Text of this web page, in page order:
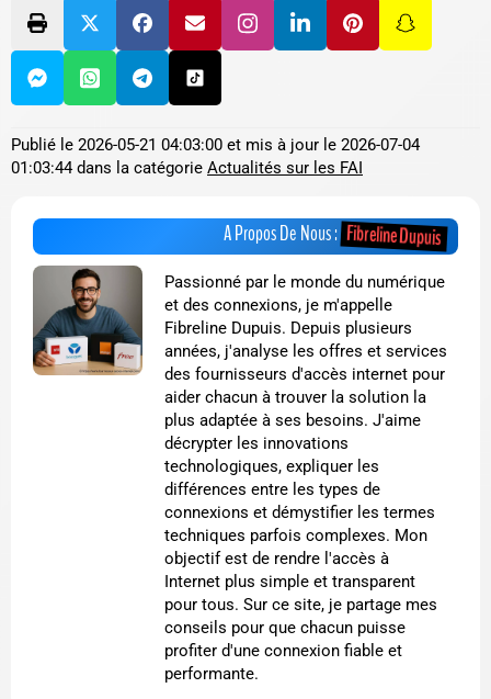
Publié le 2026-05-21 04:03:00 et mis à jour le 2026-07-04
01:03:44 dans la catégorie Actualités sur les FAI
A Propos De Nous :Fibreline Dupuis
Passionné par le monde du numérique
et des connexions, je m'appelle
Fibreline Dupuis. Depuis plusieurs
années, j'analyse les offres et services
des fournisseurs d'accès internet pour
aider chacun à trouver la solution la
plus adaptée à ses besoins. J'aime
décrypter les innovations
technologiques, expliquer les
différences entre les types de
connexions et démystifier les termes
techniques parfois complexes. Mon
objectif est de rendre l'accès à
Internet plus simple et transparent
pour tous. Sur ce site, je partage mes
conseils pour que chacun puisse
profiter d'une connexion fiable et
performante.